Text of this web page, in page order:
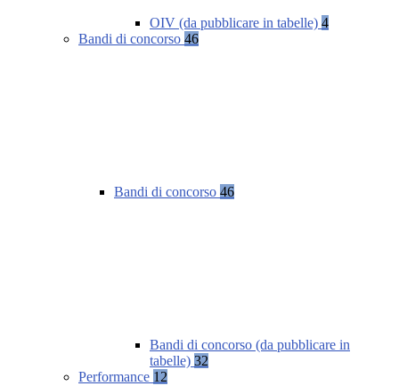
OIV (da pubblicare in tabelle) 4
Bandi di concorso 46
Bandi di concorso 46
Bandi di concorso (da pubblicare in
tabelle) 32
Performance 12